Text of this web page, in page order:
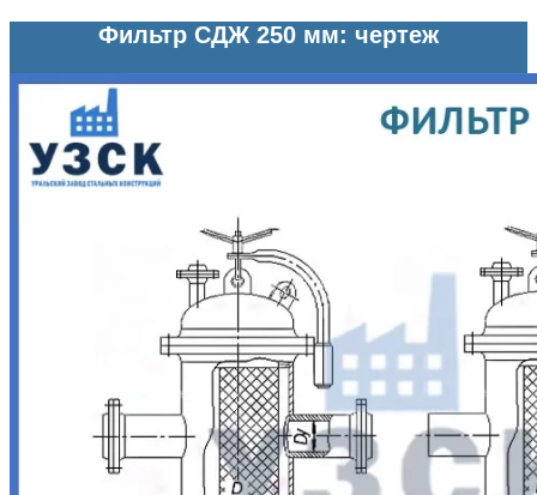
Фильтр СДЖ 250 мм: чертеж